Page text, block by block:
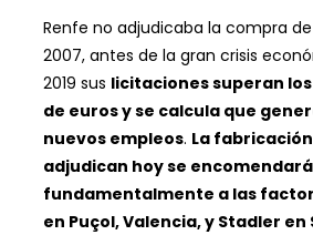
Renfe no adjudicaba la compra
2007, antes de la gran crisis
2019 sus licitaciones superan
de euros y se calcula que
nuevos empleos. La
adjudican hoy se encomendará
fundamentalmente a las
en Puçol, Valencia, y Stadler